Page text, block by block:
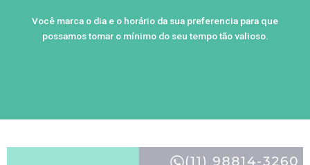
Você marca o dia e o horário da sua preferencia para que
possamos tomar o mínimo do seu tempo tão valioso.